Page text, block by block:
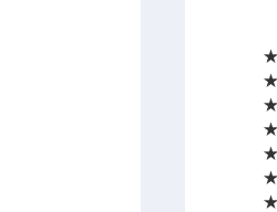
★单
★传
★传
★传
★传
★传
★传